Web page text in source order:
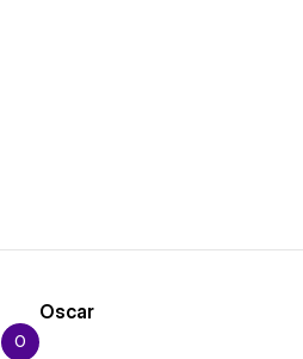
O
Oscar